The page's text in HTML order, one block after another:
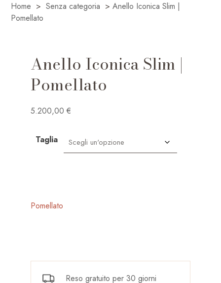
Home > Senza categoria > Anello Iconica Slim |
Pomellato
Anello Iconica Slim |
Pomellato
5.200,00€
Taglia
Pomellato
Reso gratuito per 30 giorni